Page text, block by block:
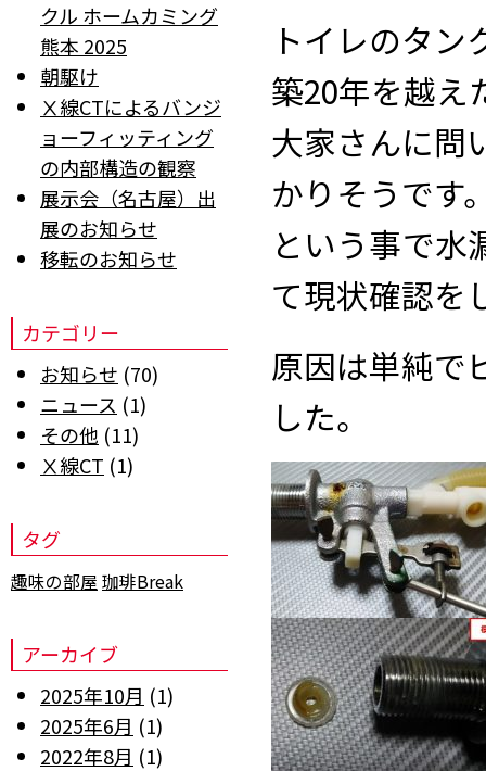
トイレのタン
築20年を越え
大家さんに問
かりそうです
という事で水
て現状確認を
原因は単純で
した。
クル ホームカミング
熊本 2025
朝駆け
Ⅹ線CTによるバンジ
ョーフィッティング
の内部構造の観察
展示会（名古屋）出
展のお知らせ
移転のお知らせ
カテゴリー
お知らせ (70)
ニュース (1)
その他 (11)
Ⅹ線CT (1)
タグ
趣味の部屋 珈琲Break
アーカイブ
2025年10月 (1)
2025年6月 (1)
2022年8月 (1)